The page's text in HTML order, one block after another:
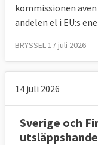
kommissionen
andelen el i EU:s
BRYSSEL 17 juli 2026
14 juli 2026
Sverige och